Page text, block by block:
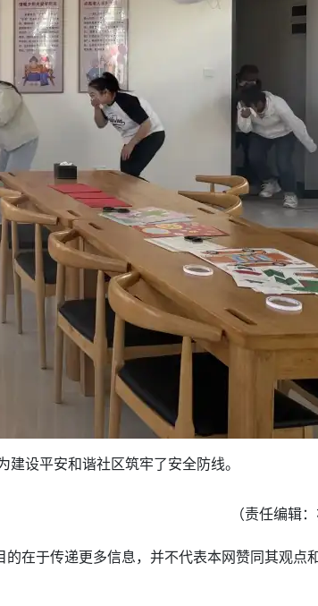
设平安和谐社区筑牢了安全防线。
（责任编辑：
在于传递更多信息，并不代表本网赞同其观点